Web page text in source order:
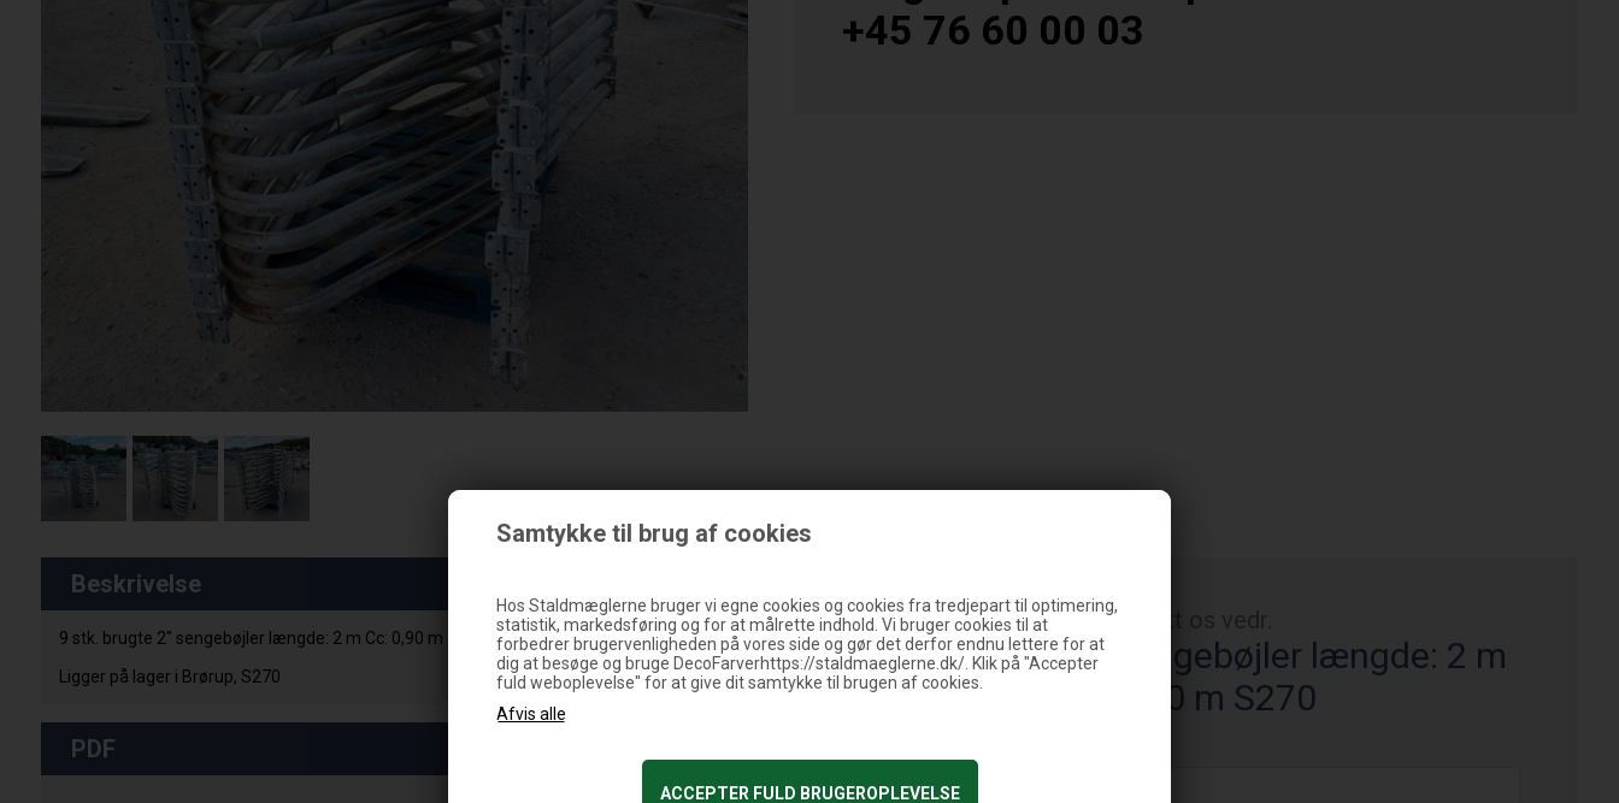
Samtykke til brug af cookies
Hos Staldmæglerne bruger vi egne cookies og cookies fra tredjepart til optimering,
statistik, markedsføring og for at målrette indhold. Vi bruger cookies til at
forbedrer brugervenligheden på vores side og gør det derfor endnu lettere for at
dig at besøge og bruge DecoFarverhttps://staldmaeglerne.dk/. Klik på "Accepter
fuld weboplevelse" for at give dit samtykke til brugen af cookies.
+45 76 60 00 03
Beskrivelse
9 stk. brugte 2" sengebøjler længde: 2 m Cc: 0,90 m
Ligger på lager i Brørup, S270
PDF
Kontakt os vedr.
9 stk. brugte 2" sengebøjler længde: 2 m
Cc: 0,90 m S270